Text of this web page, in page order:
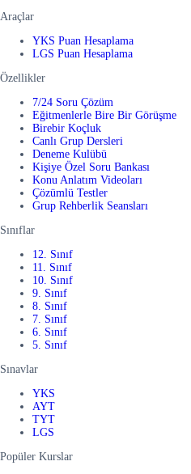
Araçlar
YKS Puan Hesaplama
LGS Puan Hesaplama
Özellikler
7/24 Soru Çözüm
Eğitmenlerle Bire Bir Görüşme
Birebir Koçluk
Canlı Grup Dersleri
Deneme Kulübü
Kişiye Özel Soru Bankası
Konu Anlatım Videoları
Çözümlü Testler
Grup Rehberlik Seansları
Sınıflar
12. Sınıf
11. Sınıf
10. Sınıf
9. Sınıf
8. Sınıf
7. Sınıf
6. Sınıf
5. Sınıf
Sınavlar
YKS
AYT
TYT
LGS
Popüler Kurslar